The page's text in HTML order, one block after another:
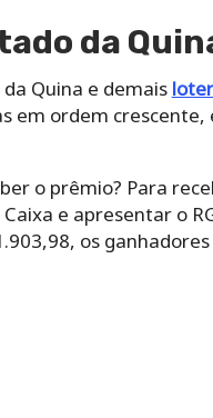
da
Quina e demais
em ordem crescente,
o prêmio? Para
e apresentar o
os